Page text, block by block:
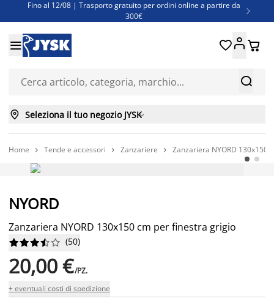
Fino al 12/08 | Trasporto gratuito per ordini online a partire da
300€

Super offerte d'estate | Oltre 1.500 articoli fino al 70%
Finanziamenti - Scegli il piano di rimborso più adatto a te


 
 Seleziona il tuo negozio JYSK
Home  Tende e accessori  Zanzariere  Zanzariera NYORD 130x150
NYORD
Zanzariera NYORD 130x150 cm per finestra grigio





 (50)
20,00 €/PZ.
+ eventuali costi di spedizione